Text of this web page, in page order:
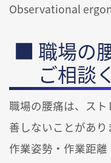
Observational
職場の
ご相談
職場の腰痛は、ス
善しないことがあり
作業姿勢・作業距